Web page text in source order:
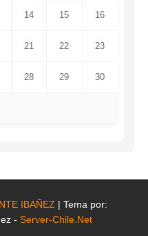
14 15 16
21 22 23
28 29 30
IBAÑEZ | Tema por:
- Server-Chile.Net